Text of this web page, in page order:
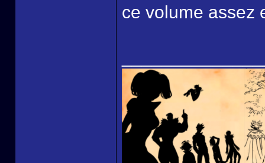
ce volume assez